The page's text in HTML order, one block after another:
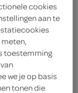
cookies
aan te
meten,
toestemming
we je op basis
tonen die